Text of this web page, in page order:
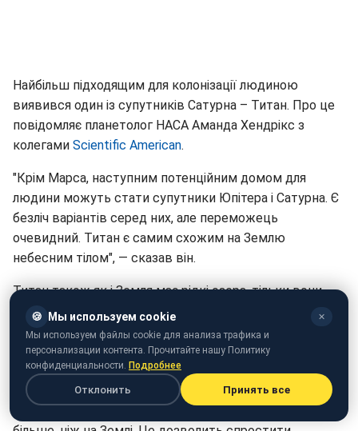
Найбільш підходящим для колонізації людиною
виявився один із супутників Сатурна – Титан. Про це
повідомляє планетолог НАСА Аманда Хендрікс з
колегами Scientific American.
"Крім Марса, наступним потенційним домом для
людини можуть стати супутники Юпітера і Сатурна. Є
безліч варіантів серед них, але переможець
очевидний. Титан є самим схожим на Землю
небесним тілом", — сказав він.
Титан також як і Земля має рідкі озера, тільки вони
складаються не з води, а з вуглеводнів. На відміну від
Марса він має щільну атмосферу, на 95% складається
з азоту. Крім того, магнітне поле газового гіганта
дозволяє захистити знаходяться на поверхні
супутника тіла від космічної радіації. При цьому
атмосферний тиск біля поверхні супутника в 1,5 рази
🍪 Мы используем cookie ✕
Мы используем файлы cookie для анализа трафика и
персонализации контента. Прочитайте нашу Политику
конфиденциальности. Подробнее
Отклонить Принять все